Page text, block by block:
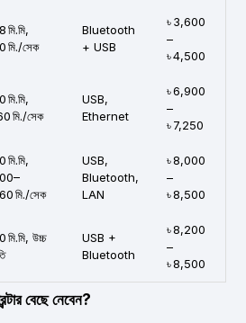
মি.মি,
মি./সেক
Bluetooth
+ USB
৳ 3,600
–
৳ 4,500
মি.মি,
মি./সেক
USB,
Ethernet
৳ 6,900
–
৳ 7,250
মি.মি,
মি./সেক
USB,
Bluetooth,
LAN
৳ 8,000
–
৳ 8,500
মি.মি, উচ্চ
USB +
Bluetooth
৳ 8,200
–
৳ 8,500
বেছে নেবেন?